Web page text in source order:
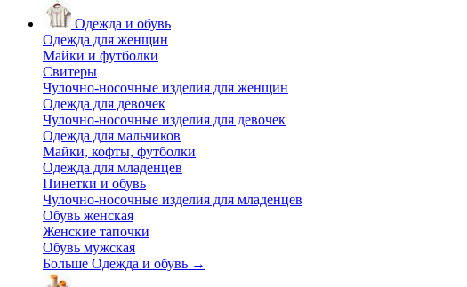
Одежда и обувь
Одежда для женщин
Майки и футболки
Свитеры
Чулочно-носочные изделия для женщин
Одежда для девочек
Чулочно-носочные изделия для девочек
Одежда для мальчиков
Майки, кофты, футболки
Одежда для младенцев
Пинетки и обувь
Чулочно-носочные изделия для младенцев
Обувь женская
Женские тапочки
Обувь мужская
Больше Одежда и обувь →